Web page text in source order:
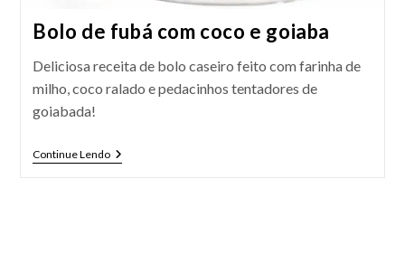
Bolo de fubá com coco e goiaba
Deliciosa receita de bolo caseiro feito com farinha de
milho, coco ralado e pedacinhos tentadores de
goiabada!
Continue LendoBolo
De